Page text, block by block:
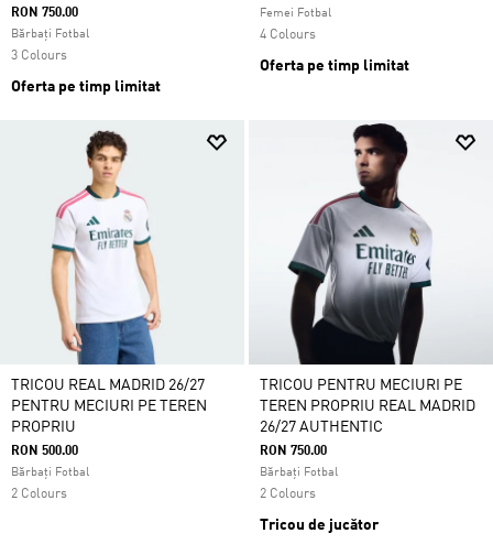
RON 750.00
Bărbați Fotbal
3 Colours
Oferta pe timp limitat
Femei Fotbal
4 Colours
Oferta pe timp limitat
TRICOU REAL MADRID 26/27
PENTRU MECIURI PE TEREN
PROPRIU
RON 500.00
Bărbați Fotbal
2 Colours
TRICOU PENTRU MECIURI PE
TEREN PROPRIU REAL MADRID
26/27 AUTHENTIC
RON 750.00
Bărbați Fotbal
2 Colours
Tricou de jucător